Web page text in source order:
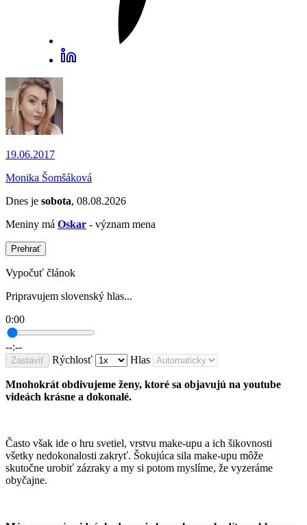
19.06.2017
Monika Šomšáková
Dnes je sobota, 08.08.2026
Meniny má Oskar - význam mena
Prehrať
Vypočuť článok
Pripravujem slovenský hlas...
0:00
--:--
Zastaviť Rýchlosť Hlas
Mnohokrát obdivujeme ženy, ktoré sa objavujú na youtube
videách krásne a dokonalé.
Často však ide o hru svetiel, vrstvu make-upu a ich šikovnosti
všetky nedokonalosti zakryť. Šokujúca sila make-upu môže
skutočne urobiť zázraky a my si potom myslíme, že vyzeráme
obyčajne.